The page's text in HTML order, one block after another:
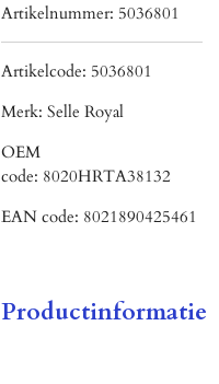
Artikelnummer: 5036801
Artikelcode: 5036801
Merk: Selle Royal
OEM
code: 8020HRTA38132
EAN code: 8021890425461
Productinformatie